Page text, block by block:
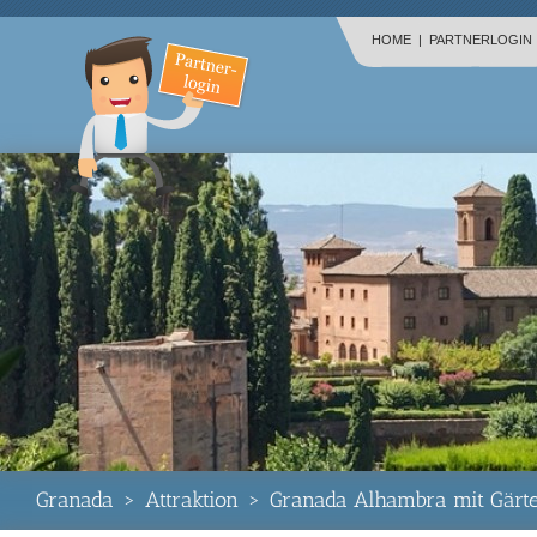
HOME | PARTNERLOGIN
Granada > Attraktion > Granada Alhambra mit